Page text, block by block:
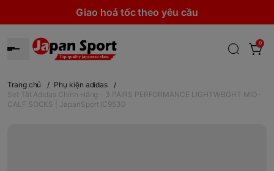
Giao hoả tốc theo yêu cầu
0
Trang chủ / Phụ kiện adidas
/
Set Tất Adidas Chính Hãng - 3 PAIRS PERFORMANCE LIGHTWEIGHT MID-
CALF SOCKS | JapanSport IC9530